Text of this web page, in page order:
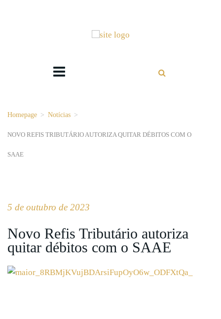
Homepage > Notícias >
NOVO REFIS TRIBUTÁRIO AUTORIZA QUITAR DÉBITOS COM O
SAAE
5 de outubro de 2023
Novo Refis Tributário autoriza
quitar débitos com o SAAE